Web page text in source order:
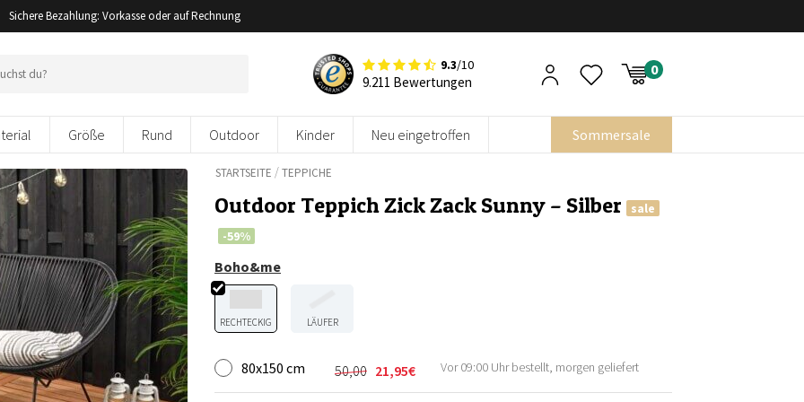
Sichere Bezahlung: Vorkasse oder auf Rechnung
9.3/10
9.211 Bewertungen
Größe Rund Outdoor Kinder Neu eingetroffen Sommersale
STARTSEITE /TEPPICHE
Outdoor Teppich Zick Zack Sunny – Silber
sale
-59%
Boho&me
RECHTECKIG LÄUFER
80x150 cm 50,00
Ursprünglicher
Preis
21,95€
Aktueller
Preis
Vor 09:00 Uhr bestellt, morgen geliefert